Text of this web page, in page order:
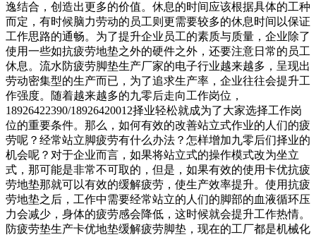
逸结合，创造出更多的价值。休息的时间应该根据具体的工种
而定，有时候脑力劳动的员工则更需要较多的休息时间以保证
工作思路的通畅。为了提升企业员工的素质与质量，企业除了
使用一些如抗疲劳地垫之外的硬件之外，还要注意日常的员工
休息。流水防疲劳脚垫生产厂家的电子行业越来越多，呈现出
劳动密集型的生产而已，为了追求生产率，企业往往会提升工
作强度。随着越来越多的九零后走向工作岗位，
18926422390/18926420012择业轻松就成为了大家选择工作岗
位的重要条件。那么，如何有效的改善站立式作业的人们的疲
劳呢？经常站立脚疲劳有什么办法？怎样增加九零后们择业的
机会呢？对于企业而言，如果将站立式的操作模式改为坐立
式，那可能是非常不可取的，但是，如果有效的使用卡优抗疲
劳地垫那就可以有效的缓解疲劳，使生产效率提升。使用抗疲
劳地垫之后，工作中需要经常站立的人们的脚部的血液循环压
力会减少，身体的疲劳感会降低，这时候就会提升工作热情。
防疲劳垫生产卡优地垫缓解疲劳脚垫，现在的工厂都是机械化